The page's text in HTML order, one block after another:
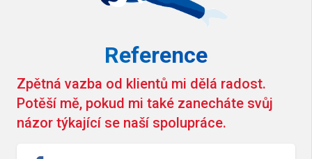
Reference
Zpětná vazba od klientů mi dělá radost.
Potěší mě, pokud mi také zanecháte svůj
názor týkající se naší spolupráce.